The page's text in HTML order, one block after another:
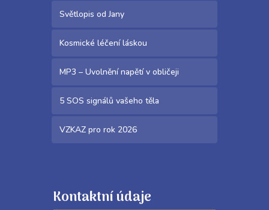
Světlopis od Jany
Kosmické léčení láskou
MP3 – Uvolnění napětí v obličeji
5 SOS signálů vašeho těla
VZKAZ pro rok 2026
Kontaktní údaje